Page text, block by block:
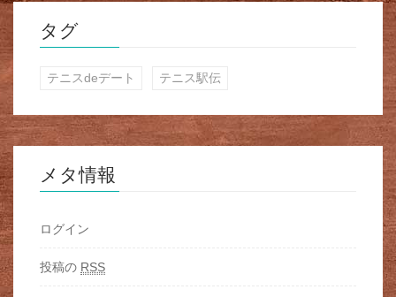
タグ
テニスdeデート テニス駅伝
メタ情報
ログイン
投稿の RSS